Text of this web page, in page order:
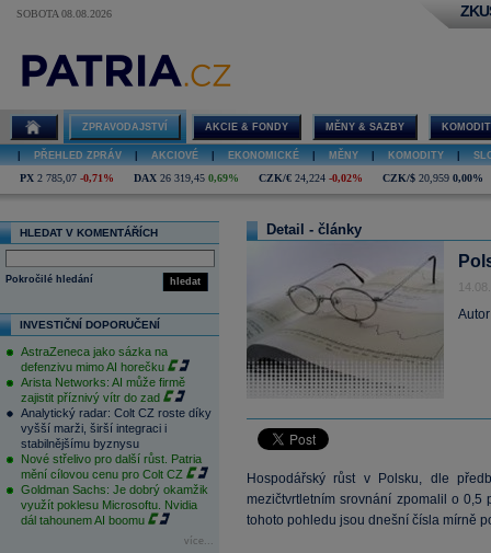
SOBOTA 08.08.2026
ZPRAVODAJSTVÍ AKCIE & FONDY MĚNY & SAZBY
PŘEHLED ZPRÁV AKCIOVÉ EKONOMICKÉ MĚNY KOMODITY
PX 2 785,07 -0,71% DAX 26 319,45 0,69% CZK/€ 24,224 -0,02% CZK/$ 20,959 0,00%
HLEDAT V KOMENTÁŘÍCH
hledat
Pokročilé hledání
INVESTIČNÍ DOPORUČENÍ
AstraZeneca jako sázka na
defenzivu mimo AI horečku
Arista Networks: AI může firmě
zajistit příznivý vítr do zad
Analytický radar: Colt CZ roste díky
vyšší marži, širší integraci i
stabilnějšímu byznysu
Nové střelivo pro další růst. Patria
mění cílovou cenu pro Colt CZ
Goldman Sachs: Je dobrý okamžik
využít poklesu Microsoftu. Nvidia
dál tahounem AI boomu
více...
Detail - články
Hospodářský růst v Polsku, dle
mezičtvrtletním srovnání zpomalil o
tohoto pohledu jsou dnešní čísla mírně